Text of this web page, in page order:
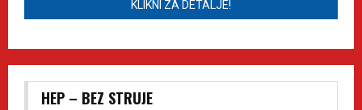
KLIKNI ZA DETALJE!
HEP – BEZ STRUJE